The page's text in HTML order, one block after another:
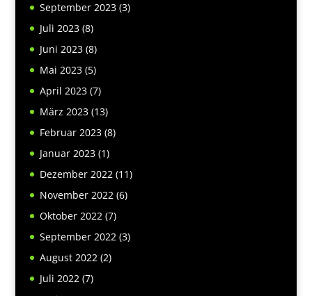
September 2023(3)
Juli 2023(8)
Juni 2023(8)
Mai 2023(5)
April 2023(7)
März 2023(13)
Februar 2023(8)
Januar 2023(1)
Dezember 2022(11)
November 2022(6)
Oktober 2022(7)
September 2022(3)
August 2022(2)
Juli 2022(7)